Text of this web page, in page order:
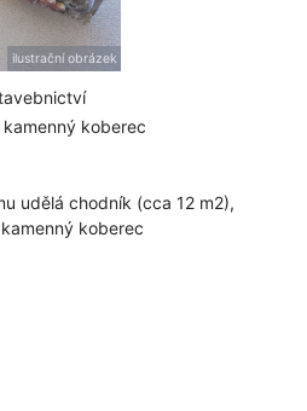
koberec
udělá chodník (cca 12 m2),
koberec
ilustrační obrázek